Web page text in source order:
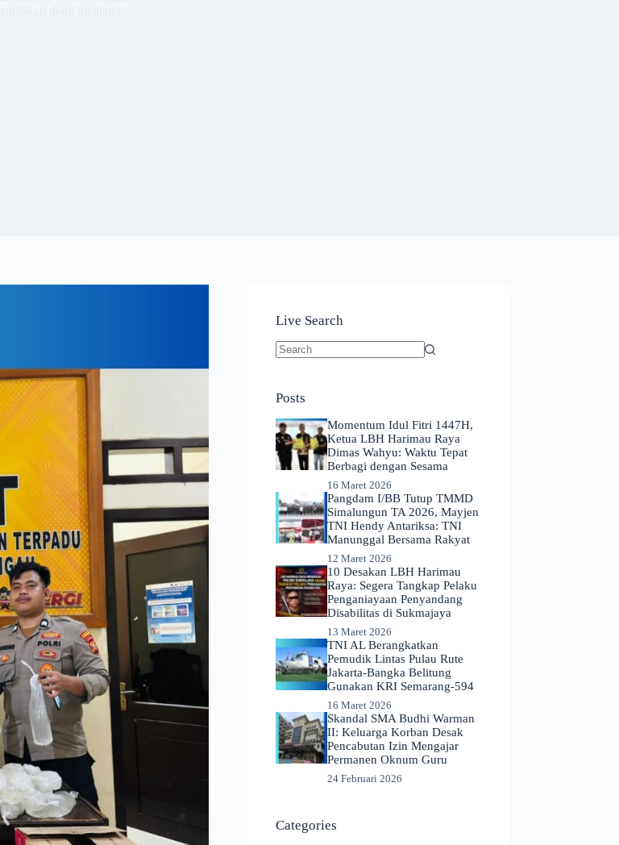
Live Search
Posts
Momentum Idul Fitri 1447H,
Ketua LBH Harimau Raya
Dimas Wahyu: Waktu Tepat
Berbagi dengan Sesama
16 Maret 2026
Pangdam I/BB Tutup TMMD
Simalungun TA 2026, Mayjen
TNI Hendy Antariksa: TNI
Manunggal Bersama Rakyat
12 Maret 2026
​10 Desakan LBH Harimau
Raya: Segera Tangkap Pelaku
Penganiayaan Penyandang
Disabilitas di Sukmajaya
13 Maret 2026
TNI AL Berangkatkan
Pemudik Lintas Pulau Rute
Jakarta-Bangka Belitung
Gunakan KRI Semarang-594
16 Maret 2026
Skandal SMA Budhi Warman
II: Keluarga Korban Desak
Pencabutan Izin Mengajar
Permanen Oknum Guru
24 Februari 2026
Categories